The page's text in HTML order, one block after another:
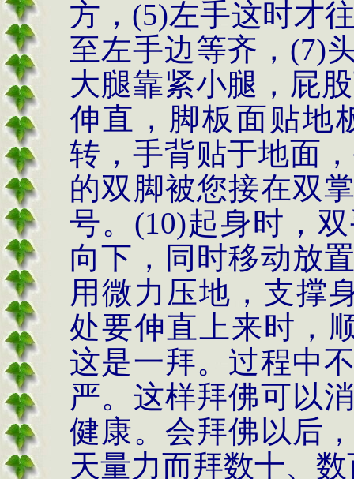
方，(5)左手这时才
至左手边等齐，(7)
大腿靠紧小腿，屁
伸直，脚板面贴地
转，手背贴于地面
的双脚被您接在双
号。(10)起身时，
向下，同时移动放
用微力压地，支撑
处要伸直上来时，
这是一拜。过程中
严。这样拜佛可以
健康。会拜佛以后
天量力而拜数十、